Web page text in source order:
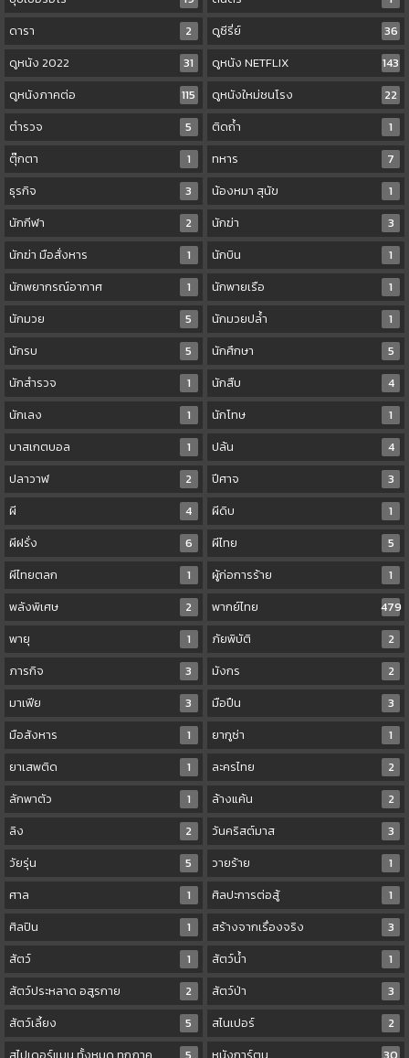
ดารา
2 ดูซีรี่ย์
36
ดูหนัง 2022
31 ดูหนัง NETFLIX
143
ดูหนังภาคต่อ
115 ดูหนังใหม่ชนโรง
22
ตำรวจ
5 ติดถ้ำ
1
ตุ๊กตา
1 ทหาร
7
ธุรกิจ
3 น้องหมา สุนัข
1
นักกีฬา
2 นักฆ่า
3
นักฆ่า มือสั่งหาร
1 นักบิน
1
นักพยากรณ์อากาศ
1 นักพายเรือ
1
นักมวย
5 นักมวยปล้ำ
1
นักรบ
5 นักศึกษา
5
นักสำรวจ
1 นักสืบ
4
นักเลง
1 นักโทษ
1
บาสเกตบอล
1 ปล้น
4
ปลาวาฬ
2 ปีศาจ
3
ผี
4 ผีดิบ
1
ผีฝรั่ง
6 ผีไทย
5
ผีไทยตลก
1 ผู้ก่อการร้าย
1
พลังพิเศษ
2 พากย์ไทย
479
พายุ
1 ภัยพิบัติ
2
ภารกิจ
3 มังกร
2
มาเฟีย
3 มือปืน
3
มือสังหาร
1 ยากูซ่า
1
ยาเสพติด
1 ละครไทย
2
ลักพาตัว
1 ล้างแค้น
2
ลิง
2 วันคริสต์มาส
3
วัยรุ่น
5 วายร้าย
1
ศาล
1 ศิลปะการต่อสู้
1
ศิลปิน
1 สร้างจากเรื่องจริง
3
สัตว์
1 สัตว์น้ำ
1
สัตว์ประหลาด อสูรกาย
2 สัตว์ป่า
3
สัตว์เลี้ยง
5 สไนเปอร์
2